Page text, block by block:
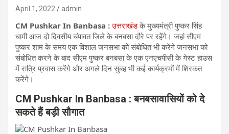
April 1, 2022 admin
CM Pushkar In Banbasa : उत्तराखंडके मुख्यमंत्री पुष्कर सिंह
धामी आज दो दिवसीय चंपावत जिले के बनबसा दौरे पर रहेंगे। जहां सीएम
पुष्कर शाम के समय एक विशाल जनसभा को संबोधित भी करेंगे जनसभा को
संबोधित करने के बाद सीएम पुष्कर बनबसा के एक एनएचपीसी के गेस्ट हाउस
में रात्रि प्रवास करेंगे और अगले दिन सुबह भी कई कार्यक्रमों में शिरकत
करेंगे।
CM Pushkar In Banbasa : बनबसावासियों को दे
सकते हैं बड़ी सौगात